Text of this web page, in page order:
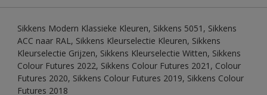
Sikkens Modern Klassieke Kleuren, Sikkens 5051, Sikkens
ACC naar RAL, Sikkens Kleurselectie Kleuren, Sikkens
Kleurselectie Grijzen, Sikkens Kleurselectie Witten, Sikkens
Colour Futures 2022, Sikkens Colour Futures 2021, Colour
Futures 2020, Sikkens Colour Futures 2019, Sikkens Colour
Futures 2018